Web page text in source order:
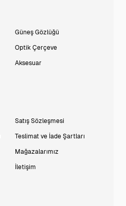
Güneş Gözlüğü
Optik Çerçeve
Aksesuar
Satış Sözleşmesi
Teslimat ve İade Şartları
Mağazalarımız
İletişim